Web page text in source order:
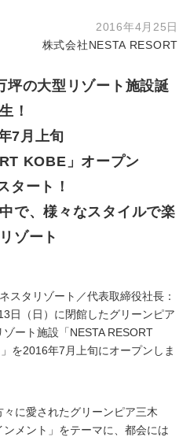
2016年4月25日
株式会社NESTA RESORT
坪の大型リゾート施設誕
生！
7月上旬
KOBE」オープン
タート！
で、様々なスタイルで楽
ゾート
スタリゾート／代表取締役社長：
日（日）に閉館したグリーンピア
ート施設「NESTA RESORT
を2016年7月上旬にオープンしま
に愛されたグリーンピア三木
メント」をテーマに、都会には